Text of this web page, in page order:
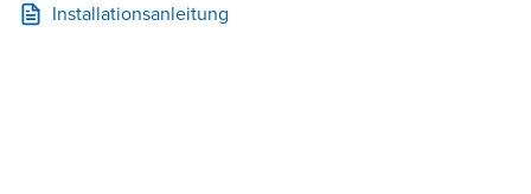
Installationsanleitung